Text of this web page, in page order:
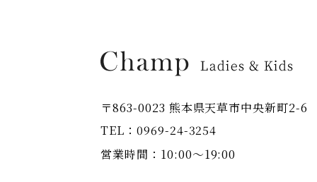
〒863-0023 熊本県天草市中央新町2-6
TEL：0969-24-3254
営業時間：10:00～19:00